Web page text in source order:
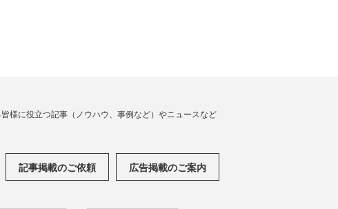
様に役立つ記事（ノウハウ、事例など）やニュースなど
記事掲載のご依頼 広告掲載のご案内